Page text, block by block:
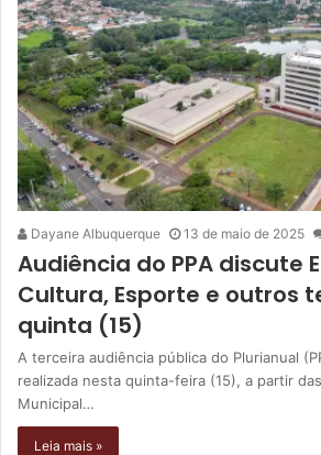
Dayane Albuquerque 13 de maio de 2025
Audiência do PPA discute
Cultura, Esporte e outros
quinta (15)
A terceira audiência pública do Plurianual
realizada nesta quinta-feira (15), a partir
Municipal…
Leia mais »